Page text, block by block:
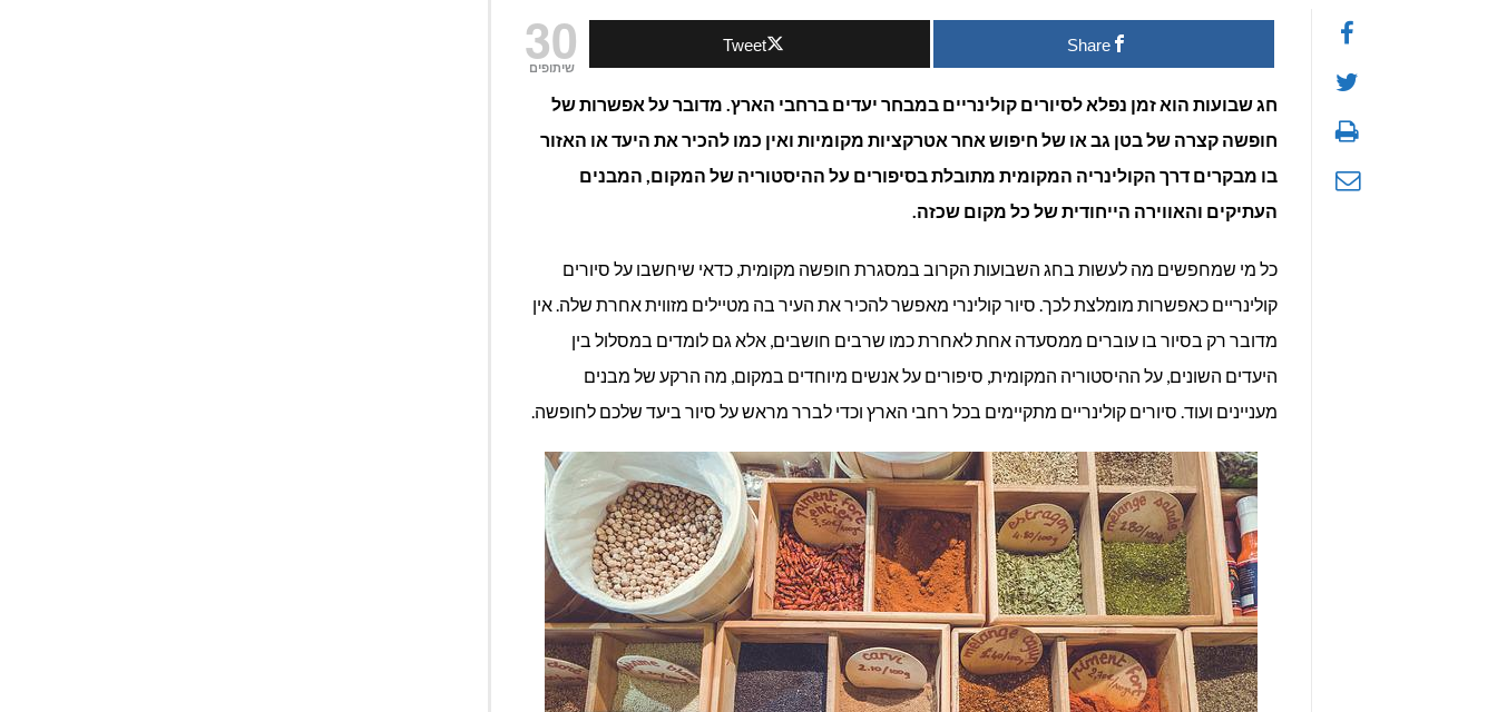
בחג
שבועות
מומלצים
ברחבי
30
שיתופים
Share
Tweet
חג שבועות הוא זמן נפלא לסיורים קולינריים במבחר יעדים ברחבי הארץ. מדובר על אפשרות של
חופשה קצרה של בטן גב או של חיפוש אחר אטרקציות מקומיות ואין כמו להכיר את היעד או האזור
בו מבקרים דרך הקולינריה המקומית מתובלת בסיפורים על ההיסטוריה של המקום, המבנים
העתיקים והאווירה הייחודית של כל מקום שכזה.
כל מי שמחפשים מה לעשות בחג השבועות הקרוב במסגרת חופשה מקומית, כדאי שיחשבו על סיורים
קולינריים כאפשרות מומלצת לכך. סיור קולינרי מאפשר להכיר את העיר בה מטיילים מזווית אחרת שלה. אין
מדובר רק בסיור בו עוברים ממסעדה אחת לאחרת כמו שרבים חושבים, אלא גם לומדים במסלול בין
היעדים השונים, על ההיסטוריה המקומית, סיפורים על אנשים מיוחדים במקום, מה הרקע של מבנים
מעניינים ועוד. סיורים קולינריים מתקיימים בכל רחבי הארץ וכדי לברר מראש על סיור ביעד שלכם לחופשה.